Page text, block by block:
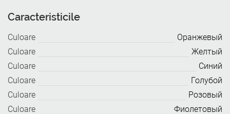
Caracteristicile
Culoare
Оранжевый
Culoare
Желтый
Culoare
Синий
Culoare
Голубой
Culoare
Розовый
Culoare
Фиолетовый